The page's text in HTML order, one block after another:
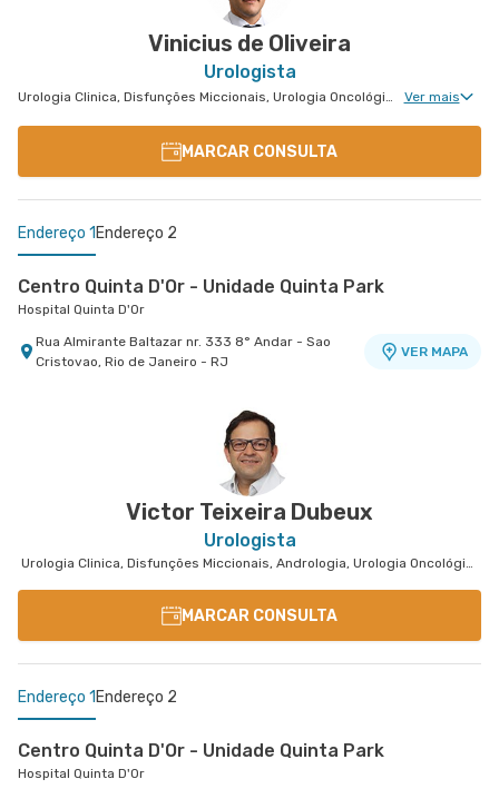
Vinicius de Oliveira
Urologista
Urologia Clinica, Disfunções Miccionais, Urologia Oncológica, Cirurgia Robótica Urológica, Cirurgia Robótica Geral Ver mais
MARCAR CONSULTA
Endereço 1 Endereço 2
Centro Quinta D'Or - Unidade Quinta Park
Hospital Quinta D'Or
Rua Almirante Baltazar nr. 333 8° Andar - Sao
Cristovao, Rio de Janeiro - RJ
VER MAPA
Rua Dois de Dezembro nr. 38 11º Andar -
Flamengo, Rio de Janeiro - RJ
Victor Teixeira Dubeux
Urologista
Urologia Clinica, Disfunções Miccionais, Andrologia, Urologia Oncológica
MARCAR CONSULTA
Endereço 1 Endereço 2
Centro Quinta D'Or - Unidade Quinta Park
Hospital Quinta D'Or